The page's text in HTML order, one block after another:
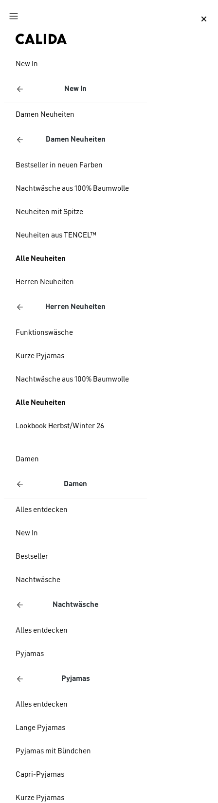
Zum Hauptinhalt springen
New In
New In
Damen Neuheiten
Damen Neuheiten
Bestseller in neuen Farben
Nachtwäsche aus 100% Baumwolle
Neuheiten mit Spitze
Neuheiten aus TENCEL™
Alle Neuheiten
Herren Neuheiten
Herren Neuheiten
Funktionswäsche
Kurze Pyjamas
Nachtwäsche aus 100% Baumwolle
Alle Neuheiten
Lookbook Herbst/Winter 26
Damen
Damen
Alles entdecken
New In
Bestseller
Nachtwäsche
Nachtwäsche
Alles entdecken
Pyjamas
Pyjamas
Alles entdecken
Lange Pyjamas
Pyjamas mit Bündchen
Capri-Pyjamas
Kurze Pyjamas